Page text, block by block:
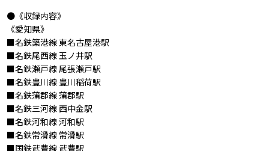
●《収録内容》
《愛知県》
■名鉄築港線 東名古屋港駅
■名鉄尾西線 玉ノ井駅
■名鉄瀬戸線 尾張瀬戸駅
■名鉄豊川線 豊川稲荷駅
■名鉄蒲郡線 蒲郡駅
■名鉄三河線 西中金駅
■名鉄河和線 河和駅
■名鉄常滑線 常滑駅
■国鉄武豊線 武豊駅